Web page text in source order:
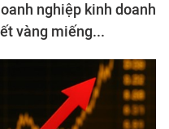
nghiệp kinh doanh
vàng miếng...